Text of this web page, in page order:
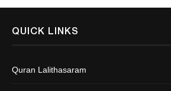
QUICK LINKS
Quran Lalithasaram